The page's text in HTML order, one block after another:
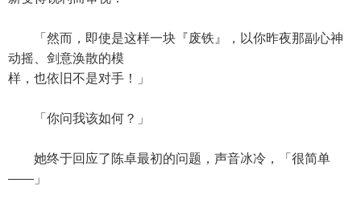
「然而，即使是这样一块『废铁』，以你昨夜那副心神
动摇、剑意涣散的模
样，也依旧不是对手！」
「你问我该如何？」
她终于回应了陈卓最初的问题，声音冰冷，「很简单
——」